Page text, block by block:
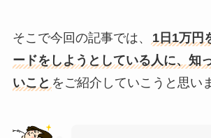
そこで今回の記事では、
1日1万円
ードをしようとしている人に、知
いこと をご紹介していこうと思い